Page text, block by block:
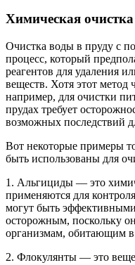
Химическая очистка
Очистка воды в пруду с
процесс, который
реагентов для удаления
веществ. Хотя этот метод
например, для очистки
прудах требует
возможных последствий
Вот некоторые примеры
быть использованы для
1. Альгициды — это
применяются для
могут быть
осторожным, поскольку
организмам, обитающим в
2. Флокулянты — это